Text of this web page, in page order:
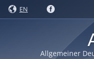
EN
Allgemeiner